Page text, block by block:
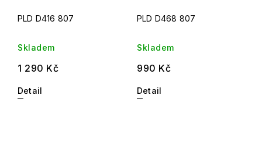
PLD D416 807
Skladem
1 290 Kč
Detail
PLD D468 807
Skladem
990 Kč
Detail